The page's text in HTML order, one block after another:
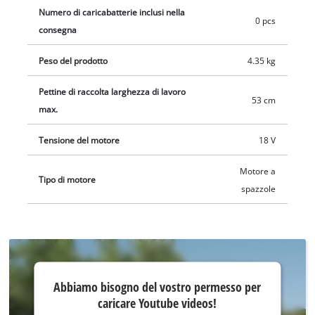
Numero di caricabatterie inclusi nella
consegna
0 pcs
Peso del prodotto 4.35 kg
Pettine di raccolta larghezza di lavoro
max.
53 cm
Tensione del motore 18 V
Tipo di motore
Motore a
spazzole
Abbiamo
bisogno Abbiamo bisogno del vostro permesso per
caricare Youtube videos!